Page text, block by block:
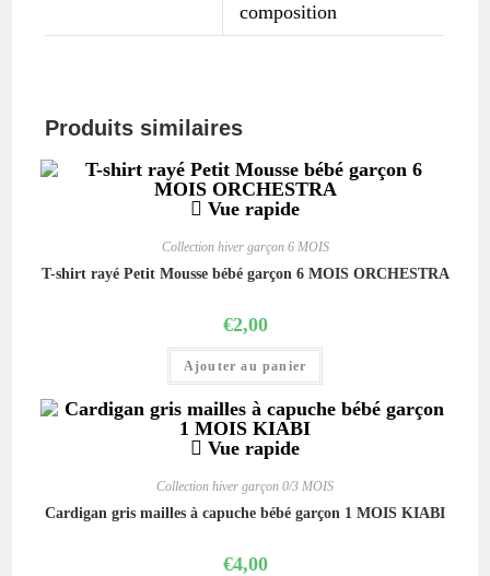
composition
Produits similaires
Vue rapide
Collection hiver garçon 6 MOIS
T-shirt rayé Petit Mousse bébé garçon 6 MOIS ORCHESTRA
€2,00
Ajouter au panier
Vue rapide
Collection hiver garçon 0/3 MOIS
Cardigan gris mailles à capuche bébé garçon 1 MOIS KIABI
€4,00